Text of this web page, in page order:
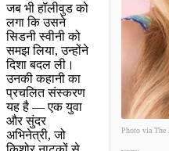
Photo via The
जब भी हॉलीवुड को
लगा कि उसने
सिडनी स्वीनी को
समझ लिया, उन्होंने
दिशा बदल ली।
उनकी कहानी का
प्रचलित संस्करण
यह है — एक युवा
और सुंदर
अभिनेत्री, जो